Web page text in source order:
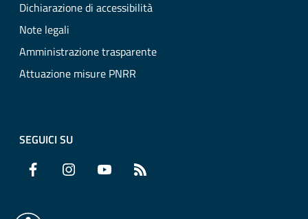
Dichiarazione di accessibilità
Note legali
Amministrazione trasparente
Attuazione misure PNRR
SEGUICI SU
Facebook Instagram YouTube